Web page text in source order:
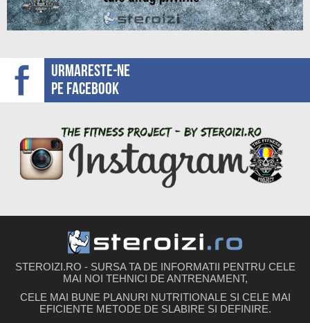
Urmareste-ne
pe facebook
STEROIZI.RO - SURSA TA DE INFORMATII PENTRU CELE
MAI NOI TEHNICI DE ANTRENAMENT,
CELE MAI BUNE PLANURI NUTRITIONALE SI CELE MAI
EFICIENTE METODE DE SLABIRE SI DEFINIRE.